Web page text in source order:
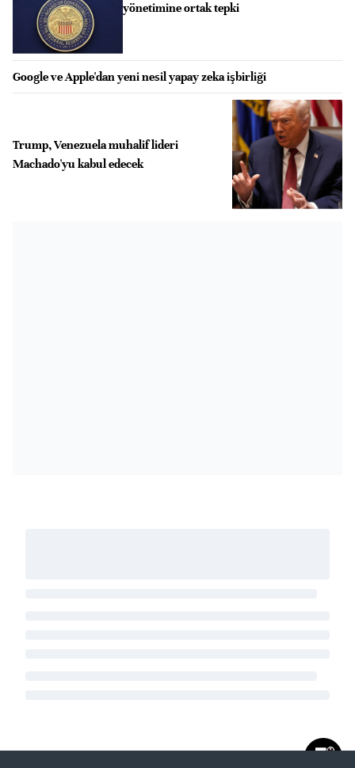
yönetimine ortak tepki
Google ve Apple'dan yeni nesil yapay zeka işbirliği
Trump, Venezuela muhalif lideri
Machado'yu kabul edecek